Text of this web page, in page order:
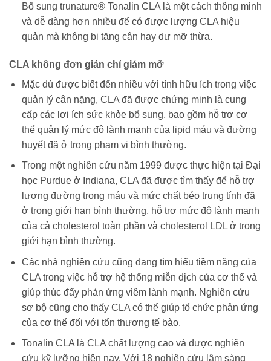
Bổ sung trunature® Tonalin CLA là một cách thông minh
và dễ dàng hơn nhiều để có được lượng CLA hiệu
quản mà không bị tăng cân hay dư mỡ thừa.
CLA không đơn giản chỉ giảm mỡ
Mặc dù được biết đến nhiều với tính hữu ích trong việc
quản lý cân nặng, CLA đã được chứng minh là cung
cấp các lợi ích sức khỏe bổ sung, bao gồm hỗ trợ cơ
thể quản lý mức độ lành mạnh của lipid máu và đường
huyết đã ở trong phạm vi bình thường.
Trong một nghiên cứu năm 1999 được thực hiện tại Đại
học Purdue ở Indiana, CLA đã được tìm thấy để hỗ trợ
lượng đường trong máu và mức chất béo trung tính đã
ở trong giới hạn bình thường. hỗ trợ mức độ lành mạnh
của cả cholesterol toàn phần và cholesterol LDL ở trong
giới hạn bình thường.
Các nhà nghiên cứu cũng đang tìm hiểu tiềm năng của
CLA trong việc hỗ trợ hệ thống miễn dịch của cơ thể và
giúp thúc đẩy phản ứng viêm lành mạnh. Nghiên cứu
sơ bộ cũng cho thấy CLA có thể giúp tổ chức phản ứng
của cơ thể đối với tổn thương tế bào.
Tonalin CLA là CLA chất lượng cao và được nghiên
cứu kỹ lưỡng hiện nay. Với 18 nghiên cứu lâm sàng